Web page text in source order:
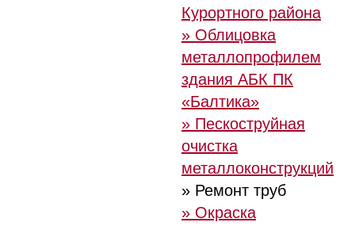
Курортного района
» Облицовка
металлопрофилем
здания АБК ПК
«Балтика»
» Пескоструйная
очистка
металлоконструкций
» Ремонт труб
» Окраска